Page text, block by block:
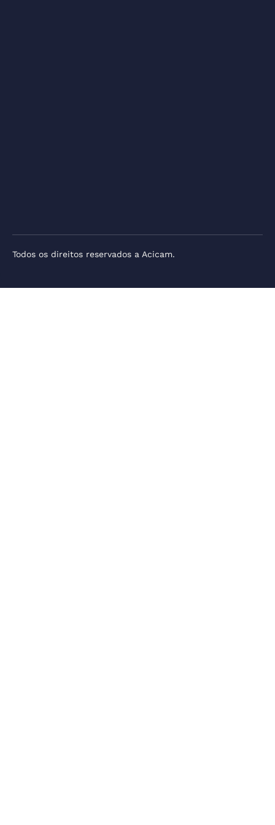
Todos os direitos reservados a Acicam.